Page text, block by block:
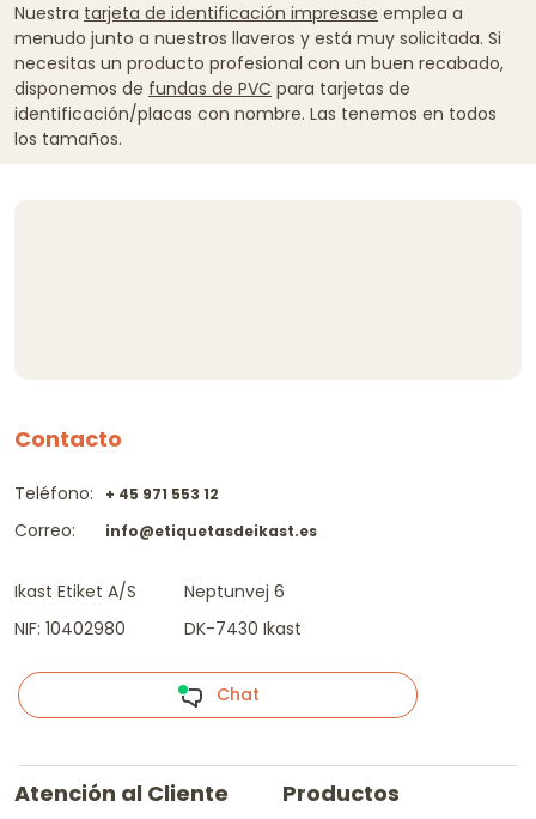
Nuestra tarjeta de identificación impresase emplea a
menudo junto a nuestros llaveros y está muy solicitada. Si
necesitas un producto profesional con un buen recabado,
disponemos de fundas de PVC para tarjetas de
identificación/placas con nombre. Las tenemos en todos
los tamaños.
Contacto
Teléfono:
Correo:
+ 45 971 553 12
info@etiquetasdeikast.es
Ikast Etiket A/S
NIF: 10402980
Neptunvej 6
DK-7430 Ikast
Chat
Atención al Cliente Productos